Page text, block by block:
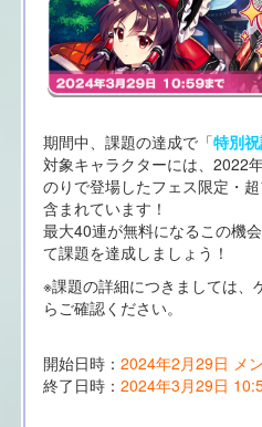
期間中、課題の達成で「特別
対象キャラクターには、2022
のりで登場したフェス限定・
含まれています！
最大40連が無料になるこの機
て課題を達成しましょう！
※課題の詳細につきましては、
らご確認ください。
開始日時： 2024年2月29日 メ
終了日時： 2024年3月29日